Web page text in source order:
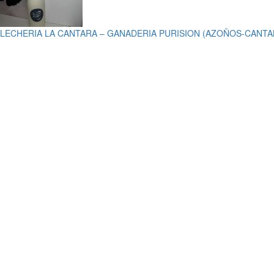
LECHERIA LA CANTARA – GANADERIA PURISION (AZOÑOS-